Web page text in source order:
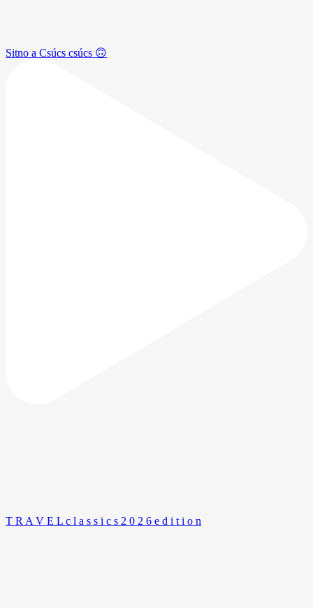
Sitno a Csúcs csúcs 🙃
T R A V E L c l a s s i c s 2 0 2 6 e d i t i o n